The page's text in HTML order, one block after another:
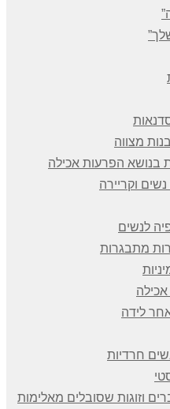
מצווה
בנושא הפרעות אכילה
וקריירה
לנשים
מתבגרות
לידה
חרדיות
וזוגות שסובלים מאלימות